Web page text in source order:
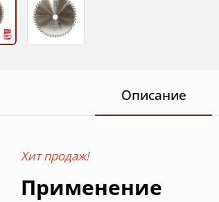
Описание
Хит продаж!
Применение